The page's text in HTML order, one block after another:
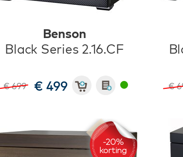
Benson
Black Series 2.16.CF
€ 699 € 499 €